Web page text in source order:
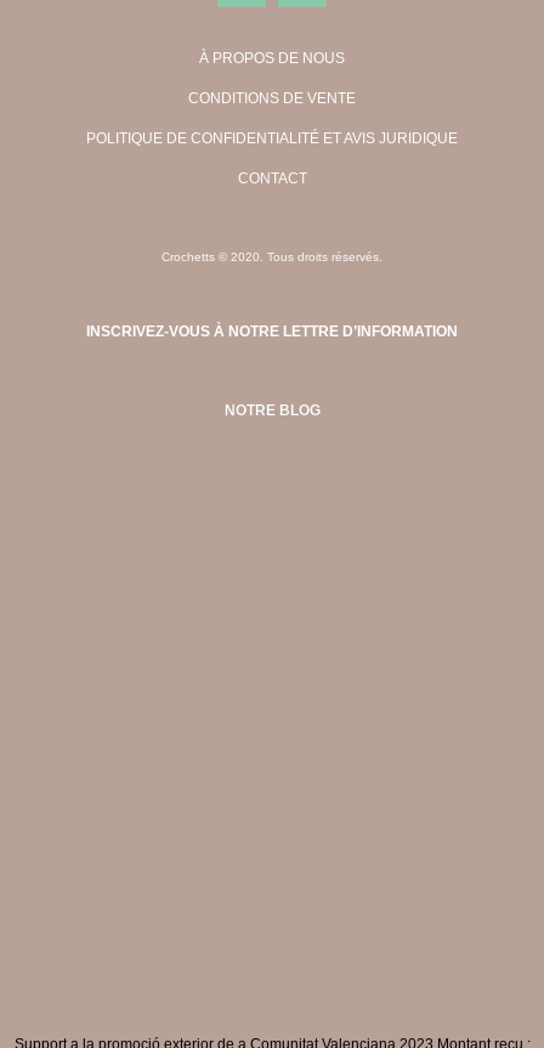
À PROPOS DE NOUS
CONDITIONS DE VENTE
POLITIQUE DE CONFIDENTIALITÉ ET AVIS JURIDIQUE
CONTACT
Crochetts © 2020. Tous droits réservés.
INSCRIVEZ-VOUS À NOTRE LETTRE D’INFORMATION
NOTRE BLOG